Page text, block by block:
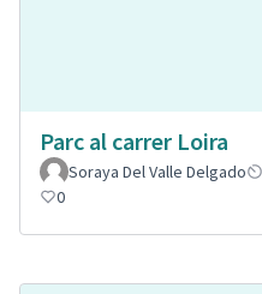
Parc al carrer Loira
Soraya Del Valle Delgado
0